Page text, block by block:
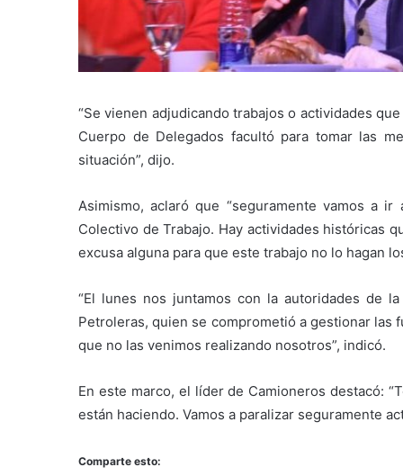
“Se vienen adjudicando trabajos o actividades
Cuerpo de Delegados facultó para tomar las
situación”, dijo.
Asimismo, aclaró que “seguramente vamos a
Colectivo de Trabajo. Hay actividades históricas
excusa alguna para que este trabajo no lo hagan
“El lunes nos juntamos con la autoridades de
Petroleras, quien se comprometió a gestionar
que no las venimos realizando nosotros”, indicó.
En este marco, el líder de Camioneros destacó:
están haciendo. Vamos a paralizar seguramente
Comparte esto: